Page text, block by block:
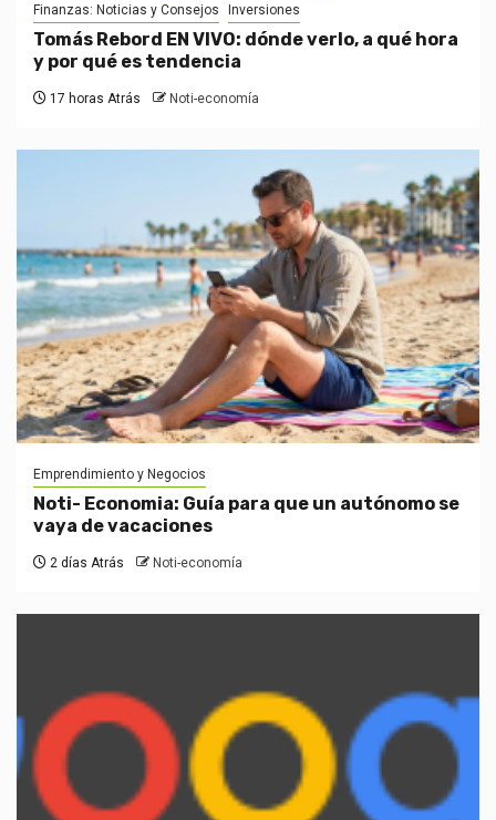
Finanzas: Noticias y Consejos
Inversiones
Tomás Rebord EN VIVO: dónde verlo, a qué hora
y por qué es tendencia
17 horas Atrás Noti-economía
Emprendimiento y Negocios
Noti- Economia: Guía para que un autónomo se
vaya de vacaciones
2 días Atrás Noti-economía